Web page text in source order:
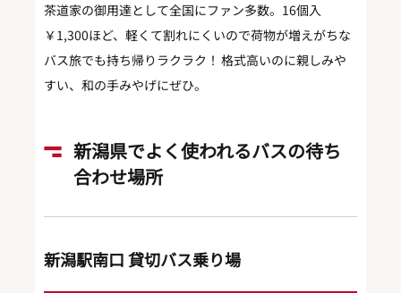
茶道家の御用達として全国にファン多数。16個入
￥1,300ほど、軽くて割れにくいので荷物が増えがちな
バス旅でも持ち帰りラクラク！ 格式高いのに親しみや
すい、和の手みやげにぜひ。
新潟県でよく使われるバスの待ち
合わせ場所
新潟駅南口 貸切バス乗り場